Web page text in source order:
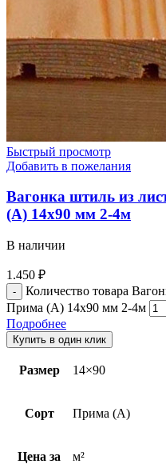
Быстрый просмотр
Добавить в пожелания
Вагонка штиль из
(А) 14х90 мм 2-4м
В наличии
1.450 ₽
Количество товара
Прима (А) 14х90 мм 2-4м
Подробнее
Купить в один клик
Размер 14×90
Сорт Прима (А)
Цена за м²